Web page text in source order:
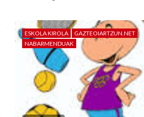
ESKOLA KIROLA
GAZTEOIARTZUN.NET
NABARMENDUAK